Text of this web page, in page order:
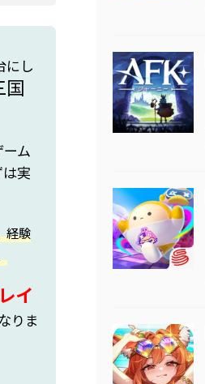
にし
国
ム
実
経験
イ
りま